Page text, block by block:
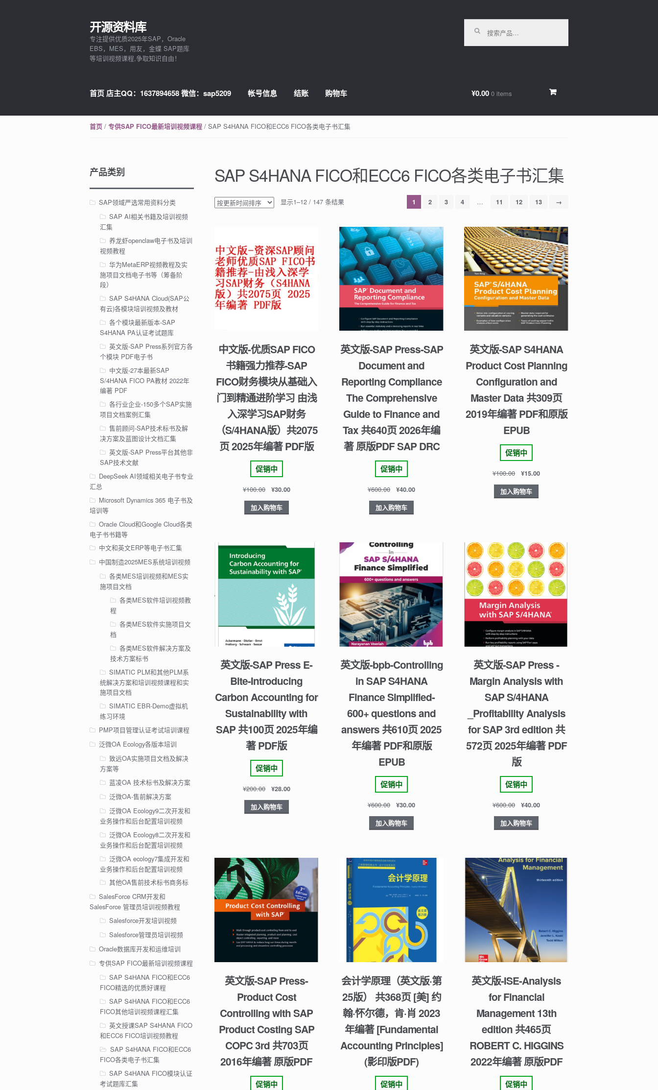
Skip to navigation
Skip to content
开源资料库
专注提供优质2025年SAP，Oracle
EBS，MES，用友，金蝶 SAP题库
等培训视频课程,争取知识自由！
首页 店主QQ：1637894658 微信：sap5209 帐号信息 结账 购物车 ¥0.000 items
首页 /专供SAP FICO最新培训视频课程 / SAP S4HANA FICO和ECC6 FICO各类电子书汇集
SAP S4HANA FICO和ECC6 FICO各类电子书汇集
显示1–12 / 147 条结果 1 2 3 4 … 11 12 13 →
中文版-优质SAP FICO
书籍强力推荐-SAP
FICO财务模块从基础入
门到精通进阶学习 由浅
入深学习SAP财务
（S/4HANA版）共2075
页 2025年编著 PDF版
促销中
¥100.00 ¥30.00
加入购物车
英文版-SAP Press-SAP
Document and
Reporting Compliance
The Comprehensive
Guide to Finance and
Tax 共640页 2026年编
著 原版PDF SAP DRC
促销中
¥600.00 ¥40.00
加入购物车
英文版-SAP S4HANA
Product Cost Planning
Configuration and
Master Data 共309页
2019年编著 PDF和原版
EPUB
促销中
¥100.00 ¥15.00
加入购物车
英文版-SAP Press E-
Bite-Introducing
Carbon Accounting for
Sustainability with
SAP 共100页 2025年编
著 PDF版
促销中
¥200.00 ¥28.00
加入购物车
英文版-bpb-Controlling
in SAP S4HANA
Finance Simplified-
600+ questions and
answers 共610页 2025
年编著 PDF和原版
EPUB
促销中
¥600.00 ¥30.00
加入购物车
英文版-SAP Press -
Margin Analysis with
SAP S/4HANA
_Profitability Analysis
for SAP 3rd edition 共
572页 2025年编著 PDF
版
促销中
¥600.00 ¥40.00
加入购物车
英文版-SAP Press-
Product Cost
Controlling with SAP
Product Costing SAP
COPC 3rd 共703页
2016年编著 原版PDF
促销中
会计学原理（英文版·第
25版） 共368页 [美] 约
翰·怀尔德，肯·肖 2023
年编著 [Fundamental
Accounting Principles]
(影印版PDF)
促销中
英文版-ISE-Analysis
for Financial
Management 13th
edition 共465页
ROBERT C. HIGGINS
2022年编著 原版PDF
促销中
产品类别
SAP领域严选常用资料分类
SAP AI相关书籍及培训视频
汇集
养龙虾openclaw电子书及培训
视频教程
华为MetaERP视频教程及实
施项目文档电子书等（筹备阶
段）
SAP S4HANA Cloud(SAP公
有云)各模块培训视频及教材
各个模块最新版本-SAP
S4HANA PA认证考试题库
英文版-SAP Press系列官方各
个模块 PDF电子书
中文版-27本最新SAP
S/4HANA FICO PA教材 2022年
编著 PDF
各行业企业-150多个SAP实施
项目文档案例汇集
售前顾问-SAP技术标书及解
决方案及蓝图设计文档汇集
英文版-SAP Press平台其他非
SAP技术文献
DeepSeek AI领域相关电子书专业
汇总
Microsoft Dynamics 365 电子书及
培训等
Oracle Cloud和Google Cloud各类
电子书书籍等
中文和英文ERP等电子书汇集
中国制造2025MES系统培训视频
各类MES培训视频和MES实
施项目文档
各类MES软件培训视频教
程
各类MES软件实施项目文
档
各类MES软件解决方案及
技术方案标书
SIMATIC PLM和其他PLM系
统解决方案和培训视频课程和实
施项目文档
SIMATIC EBR-Demo虚拟机
练习环境
PMP项目管理认证考试培训课程
泛微OA Ecology各版本培训
致远OA实施项目文档及解决
方案等
蓝凌OA 技术标书及解决方案
泛微OA-售前解决方案
泛微OA Ecology9二次开发和
业务操作和后台配置培训视频
泛微OA Ecology8二次开发和
业务操作和后台配置培训视频
泛微OA ecology7集成开发和
业务操作和后台配置培训视频
其他OA售前技术标书商务标
SalesForce CRM开发和
SalesForce 管理员培训视频教程
Salesforce开发培训视频
Salesforce管理员培训视频
Oracle数据库开发和运维培训
专供SAP FICO最新培训视频课程
SAP S4HANA FICO和ECC6
FICO精选的优质好课程
SAP S4HANA FICO和ECC6
FICO其他培训视频课程汇集
英文授课SAP S4HANA FICO
和ECC6 FICO培训视频教程
SAP S4HANA FICO和ECC6
FICO各类电子书汇集
SAP S4HANA FICO模块认证
考试题库汇集